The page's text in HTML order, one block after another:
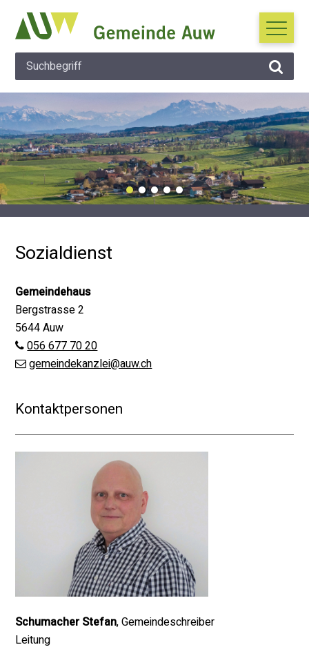
Navigieren in Auw
Schnellnavigation
Suche
Suchbegriff
Suche
Sozialdienst
Gemeindehaus
Bergstrasse 2
5644 Auw
056 677 70 20
gemeindekanzlei@auw.ch
Kontaktpersonen
Schumacher Stefan, Gemeindeschreiber
Leitung